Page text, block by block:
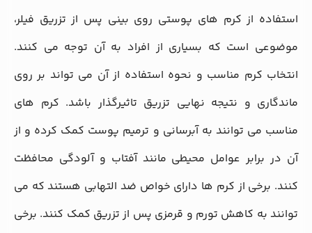
استفاده از کرم‌ های پوستی روی بینی پس از تزریق فیلر،
موضوعی است که بسیاری از افراد به آن توجه می ‌کنند.
انتخاب کرم مناسب و نحوه استفاده از آن می ‌تواند بر روی
ماندگاری و نتیجه نهایی تزریق تاثیرگذار باشد. کرم ‌های
مناسب می ‌توانند به آبرسانی و ترمیم پوست کمک کرده و از
آن در برابر عوامل محیطی مانند آفتاب و آلودگی محافظت
کنند. برخی از کرم‌ ها دارای خواص ضد التهابی هستند که می
‌توانند به کاهش تورم و قرمزی پس از تزریق کمک کنند. برخی